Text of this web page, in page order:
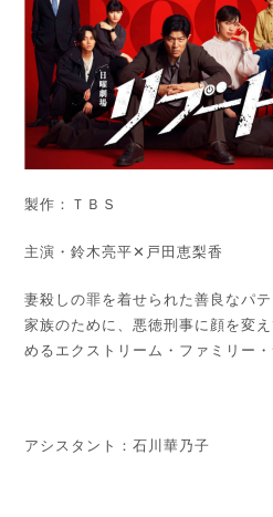
製作：ＴＢＳ
主演・鈴木亮平✕戸田恵梨香
妻殺しの罪を着せられた善良なパテ
家族のために、悪徳刑事に顔を変
めるエクストリーム・ファミリー
アシスタント：石川華乃子